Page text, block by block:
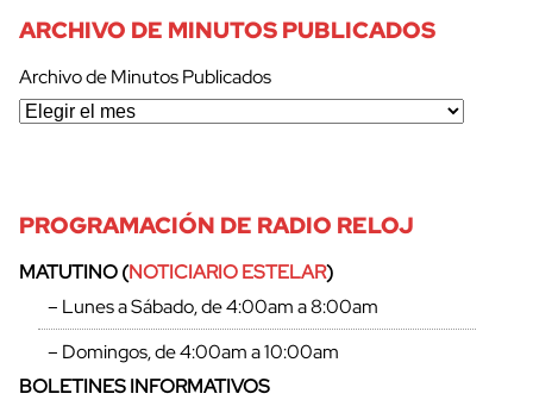
ARCHIVO DE MINUTOS PUBLICADOS
Archivo de Minutos Publicados
PROGRAMACIÓN DE RADIO RELOJ
MATUTINO (NOTICIARIO ESTELAR)
– Lunes a Sábado, de 4:00am a 8:00am
– Domingos, de 4:00am a 10:00am
BOLETINES INFORMATIVOS